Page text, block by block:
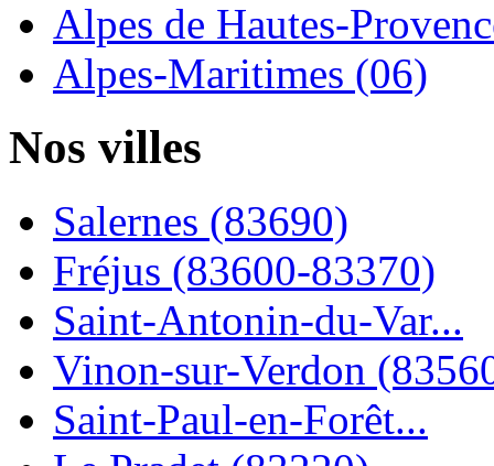
Alpes de Hautes-
Alpes-Maritimes (06)
Nos villes
Salernes (83690)
Fréjus (83600-83370)
Saint-Antonin-du-Var...
Vinon-sur-Verdon
Saint-Paul-en-Forêt...